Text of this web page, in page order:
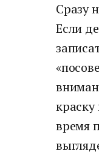
Сразу
Если
краску
время